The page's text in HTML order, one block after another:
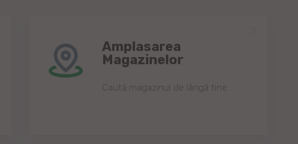
Amplasarea
Magazinelor
Caută magazinul de lângă tine.